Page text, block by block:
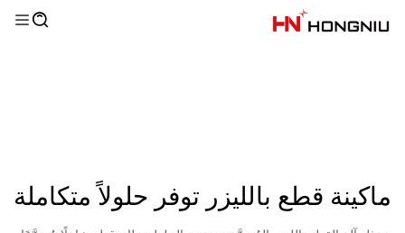
ماكينة قطع بالليزر توفر حلولاً متكاملة